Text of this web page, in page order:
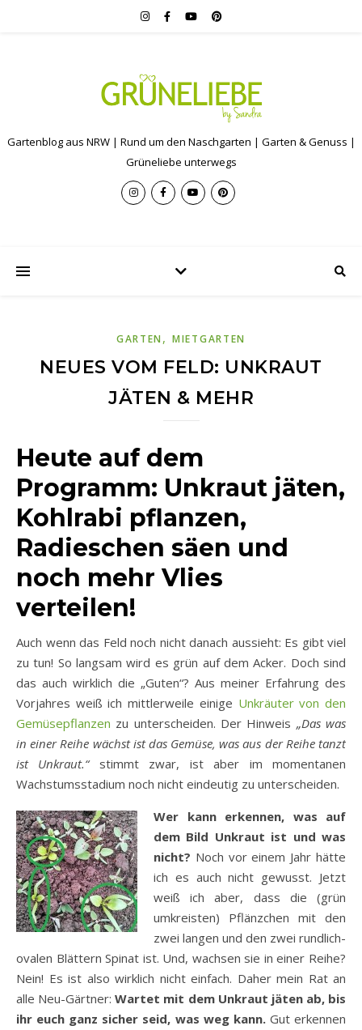
Gartenblog aus NRW | Rund um den Naschgarten | Garten & Genuss |
Grüneliebe unterwegs
GARTEN ,MIETGARTEN
NEUES VOM FELD: UNKRAUT
JÄTEN & MEHR
Heute auf dem
Programm: Unkraut jäten,
Kohlrabi pflanzen,
Radieschen säen und
noch mehr Vlies
verteilen!
Auch wenn das Feld noch nicht danach aussieht: Es gibt viel
zu tun! So langsam wird es grün auf dem Acker. Doch sind
das auch wirklich die „Guten“? Aus meiner Erfahrung des
Vorjahres weiß ich mittlerweile einige Unkräuter von den
Gemüsepflanzen zu unterscheiden. Der Hinweis „Das was
in einer Reihe wächst ist das Gemüse, was aus der Reihe tanzt
ist Unkraut.“stimmt zwar, ist aber im momentanen
Wachstumsstadium noch nicht eindeutig zu unterscheiden.
Wer kann erkennen, was auf
dem Bild Unkraut ist und was
nicht? Noch vor einem Jahr hätte
ich es auch nicht gewusst. Jetzt
weiß ich aber, dass die (grün
umkreisten) Pflänzchen mit den
zwei langen und den zwei rundlich-
ovalen Blättern Spinat ist. Und, wachsen sie in einer Reihe?
Nein! Es ist also wirklich nicht einfach. Daher mein Rat an
alle Neu-Gärtner:Wartet mit dem Unkraut jäten ab, bis
ihr euch ganz sicher seid, was weg kann.Gut erkennen